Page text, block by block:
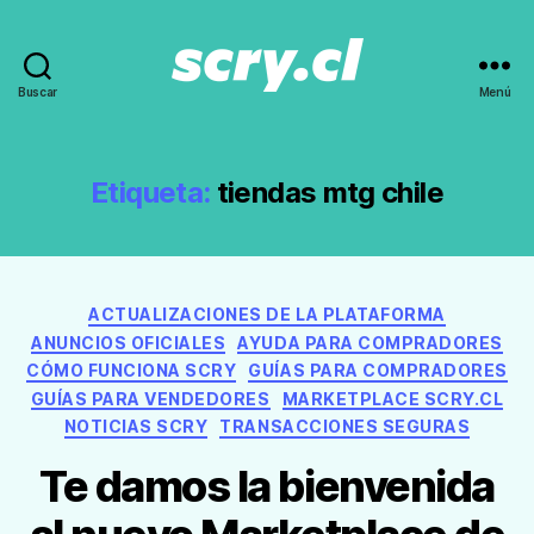
Buscar
recomendaciones
de
Menú
Etiqueta: tiendas mtg chile
Categorías
ACTUALIZACIONES DE LA PLATAFORMA
ANUNCIOS OFICIALES
AYUDA PARA COMPRADORES
CÓMO FUNCIONA SCRY
GUÍAS PARA COMPRADORES
GUÍAS PARA VENDEDORES
MARKETPLACE SCRY.CL
NOTICIAS SCRY
TRANSACCIONES SEGURAS
Te damos la bienvenida